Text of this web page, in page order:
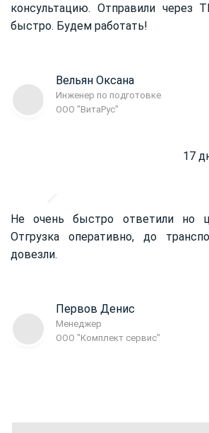
консультацию. Отправили через
быстро. Будем работать!
Вельян Оксана
Инженер по подготовке
ООО "ВитаРус"
17
Не очень быстро ответили но
Отгрузка оперативно, до
довезли.
Первов Денис
Менеджер
ООО "Комплект сервис"